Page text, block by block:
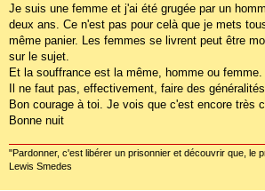
Je suis une femme et j'ai été grugée par un
deux ans. Ce n'est pas pour celà que je mets
même panier. Les femmes se livrent peut être
sur le sujet.
Et la souffrance est la même, homme ou femme.
Il ne faut pas, effectivement, faire des généralités.
Bon courage à toi. Je vois que c'est encore très
Bonne nuit
"Pardonner, c'est libérer un prisonnier et découvrir que, le
Lewis Smedes